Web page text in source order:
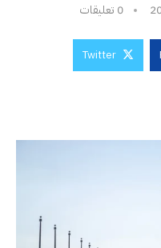
0 تعليقات
Twitter